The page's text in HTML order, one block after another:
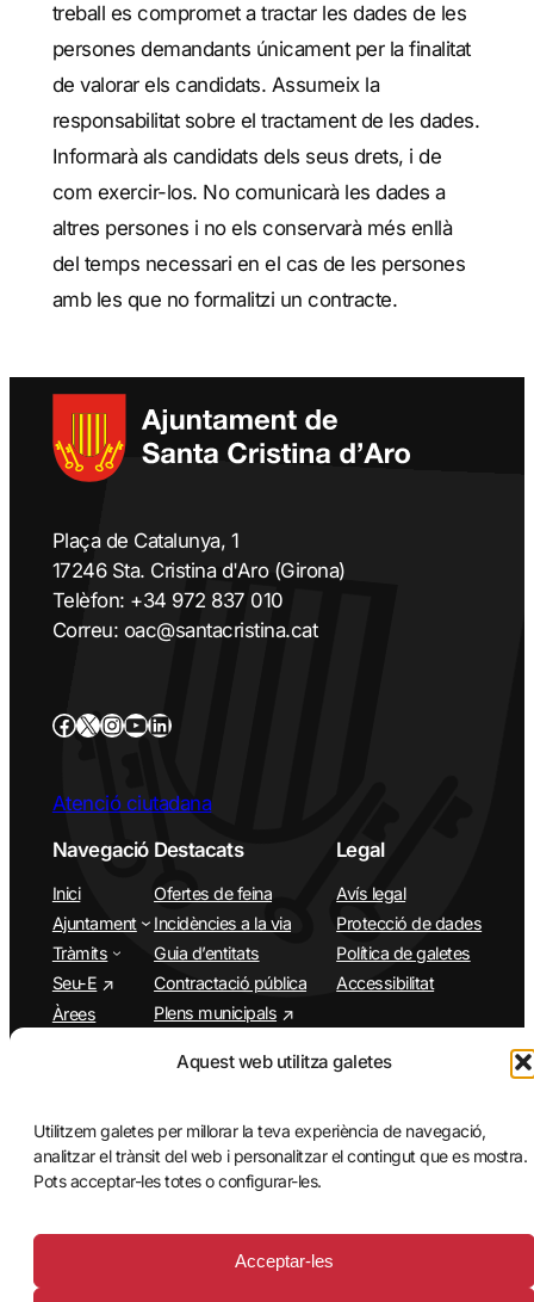
Aquest web utilitza galetes
Utilitzem galetes per millorar la teva experiència de navegació,
analitzar el trànsit del web i personalitzar el contingut que es mostra.
Pots acceptar-les totes o configurar-les.
Acceptar-les
treball es compromet a tractar les dades de les
persones demandants únicament per la finalitat
de valorar els candidats. Assumeix la
responsabilitat sobre el tractament de les dades.
Informarà als candidats dels seus drets, i de
com exercir-los. No comunicarà les dades a
altres persones i no els conservarà més enllà
del temps necessari en el cas de les persones
amb les que no formalitzi un contracte.
Plaça de Catalunya, 1
17246 Sta. Cristina d'Aro (Girona)
Telèfon: +34 972 837 010
Correu: oac@santacristina.cat
Atenció ciutadana
Navegació
Inici
Ajuntament
Tràmits
Seu-E
Àrees
Destacats
Ofertes de feina
Incidències a la via
Guia d’entitats
Contractació pública
Plens municipals
Legal
Avís legal
Protecció de dades
Política de galetes
Accessibilitat